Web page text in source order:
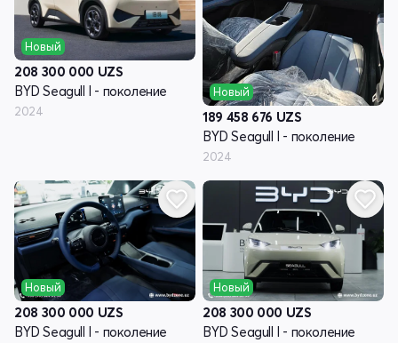
Новый
208 300 000 UZS
BYD Seagull I - поколение
2024
Новый
189 458 676 UZS
BYD Seagull I - поколение
2024
Новый
208 300 000 UZS
BYD Seagull I - поколение
Новый
208 300 000 UZS
BYD Seagull I - поколение